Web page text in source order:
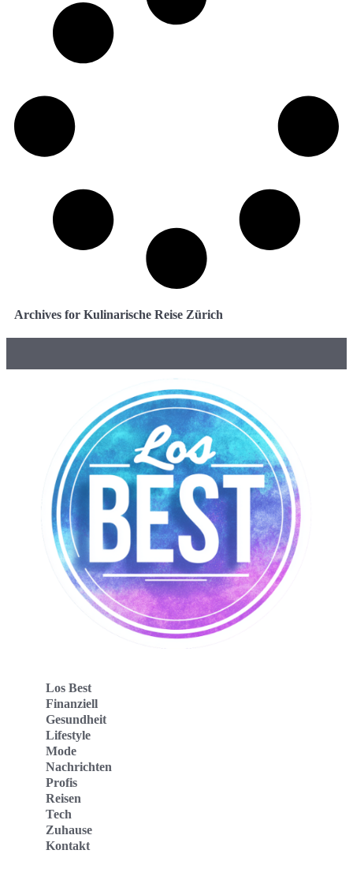
Archives for Kulinarische Reise Zürich
Los Best
Finanziell
Gesundheit
Lifestyle
Mode
Nachrichten
Profis
Reisen
Tech
Zuhause
Kontakt